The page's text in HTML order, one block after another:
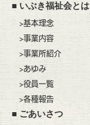
■ いぶき福祉会とは
>基本理念
>事業内容
>事業所紹介
>あゆみ
>役員一覧
>各種報告
■ごあいさつ